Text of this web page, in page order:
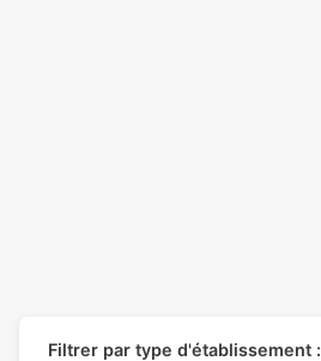
Filtrer par type d'établissement :